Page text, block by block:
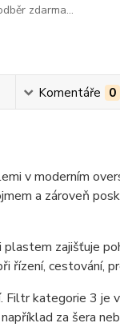
zdarma...
Komentáře 0
v moderním
a zároveň
zajišťuje
cestování,
kategorie 3 je
za šera